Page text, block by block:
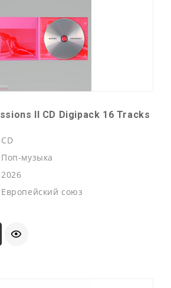
II CD Digipack 16 Tracks
CD
Поп-музыка
2026
Европейский союз